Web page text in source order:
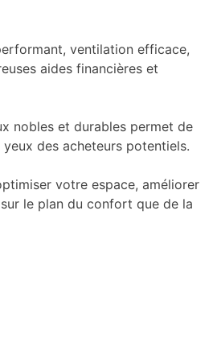
ventilation efficace,
aides financières et
nobles et durables permet de
des acheteurs potentiels.
votre espace, améliorer
le plan du confort que de la